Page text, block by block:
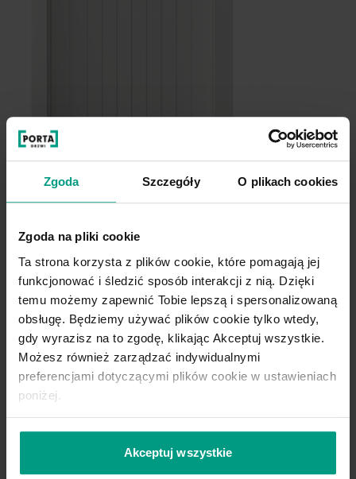
Zgoda Szczegóły O plikach cookies
Zgoda na pliki cookie
Ta strona korzysta z plików cookie, które pomagają jej
funkcjonować i śledzić sposób interakcji z nią. Dzięki
temu możemy zapewnić Tobie lepszą i spersonalizowaną
obsługę. Będziemy używać plików cookie tylko wtedy,
gdy wyrazisz na to zgodę, klikając Akceptuj wszystkie.
Możesz również zarządzać indywidualnymi
preferencjami dotyczącymi plików cookie w ustawieniach
poniżej.
Akceptuj wszystkie